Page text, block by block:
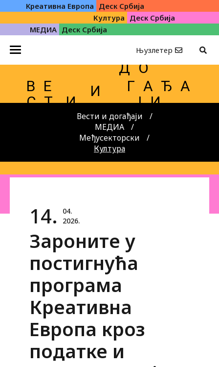
Kреативна Eвропа Деск Србија
Култура Деск Србија
МЕДИА Деск Србија
Њузлетер
Д О
В Е
И
Г А Ђ А
С Т И Ј И
Вести и догађаји
МЕДИА
Међусекторски
Култура
14.
04.
2026.
Зароните у
постигнућа
програма
Креативна
Европа кроз
податке и